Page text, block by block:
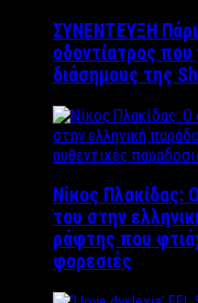
ΣΥΝΕΝΤΕΥΞΗ
οδοντίατρος
διάσημους της
Νίκος
του στην
ράφτης που
φορεσιές